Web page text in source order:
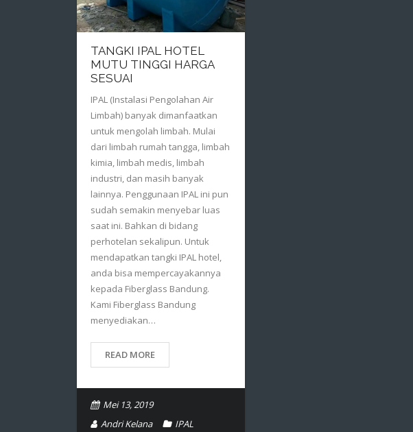
TANGKI IPAL HOTEL
MUTU TINGGI HARGA
SESUAI
IPAL (Instalasi Pengolahan Air
Limbah) banyak dimanfaatkan
untuk mengolah limbah. Mulai
dari limbah rumah tangga, limbah
kimia, limbah medis, limbah
industri, dan masih banyak
lainnya. Penggunaan IPAL ini pun
sudah semakin menyebar luas
saat ini. Bahkan di bidang
perhotelan sekalipun. Untuk
mendapatkan tangki IPAL hotel,
anda bisa mempercayakannya
kepada Fiberglass Bandung.
Kami Fiberglass Bandung
menyediakan…
READ MORE
Mei 13, 2019
Andri Kelana
IPAL